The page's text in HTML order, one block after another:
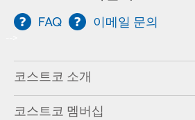
FAQ 이메일 문의
코스트코 소개
코스트코 멤버십